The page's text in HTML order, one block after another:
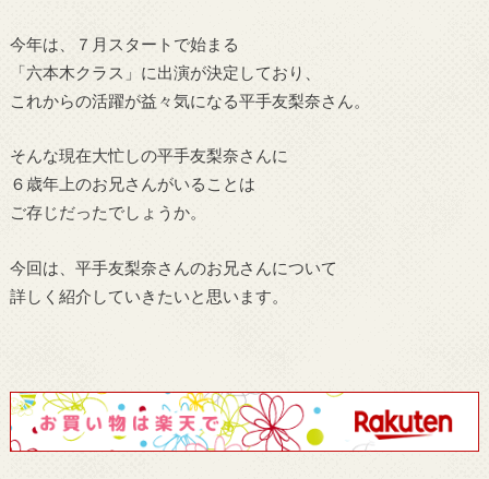
今年は、７月スタートで始まる
「六本木クラス」に出演が決定しており、
これからの活躍が益々気になる平手友梨奈さん。
そんな現在大忙しの平手友梨奈さんに
６歳年上のお兄さんがいることは
ご存じだったでしょうか。
今回は、平手友梨奈さんのお兄さんについて
詳しく紹介していきたいと思います。